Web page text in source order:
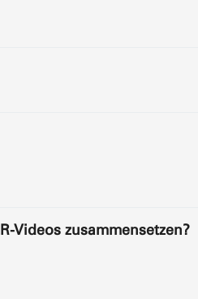
Videos zusammensetzen?